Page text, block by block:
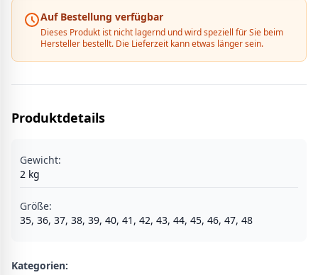
Auf Bestellung verfügbar
Dieses Produkt ist nicht lagernd und wird speziell für Sie beim
Hersteller bestellt. Die Lieferzeit kann etwas länger sein.
Produktdetails
Gewicht:
2 kg
Größe:
35, 36, 37, 38, 39, 40, 41, 42, 43, 44, 45, 46, 47, 48
Kategorien: